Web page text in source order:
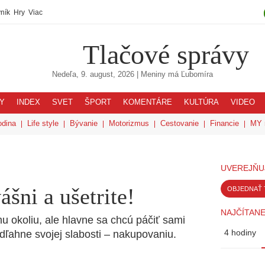
Hry Viac
Tlačové správy
Nedeľa, 9. august, 2026 | Meniny má Ľubomíra
INDEX SVET ŠPORT KOMENTÁRE KULTÚRA VIDEO
Life style Bývanie Motorizmus Cestovanie Financie MY
a ušetrite!
okoliu, ale hlavne sa chcú páčiť sami
svojej slabosti – nakupovaniu.
OBJEDNAŤ
4 hodiny